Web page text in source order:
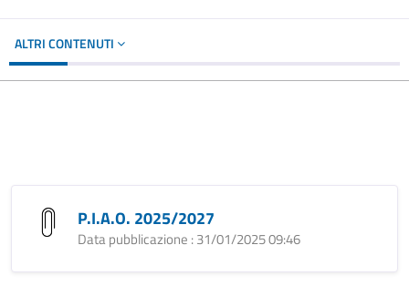
ALTRI CONTENUTI
P.I.A.O. 2025/2027
Data pubblicazione : 31/01/2025 09:46